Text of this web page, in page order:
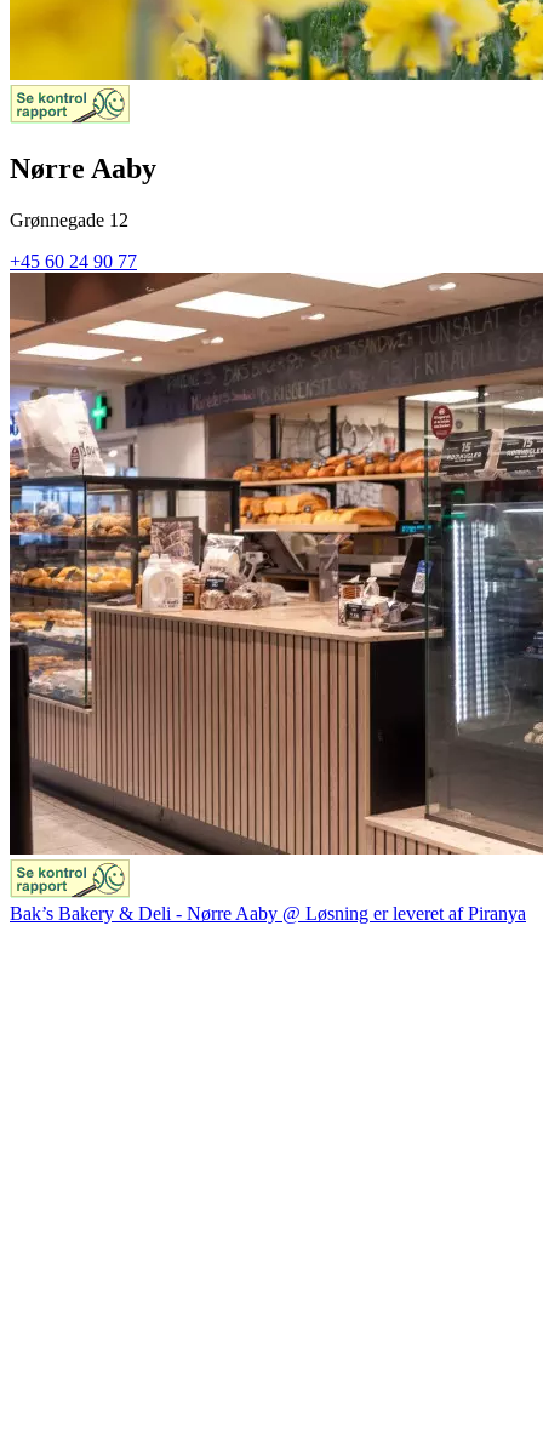
Nørre Aaby
Grønnegade 12
+45 60 24 90 77
Bak’s Bakery & Deli - Nørre Aaby @ Løsning er leveret af Piranya